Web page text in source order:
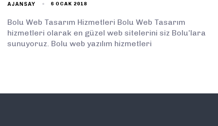
AJANSAY 6 OCAK 2018
Bolu Web Tasarım Hizmetleri Bolu Web Tasarım
hizmetleri olarak en güzel web sitelerini siz Bolu’lara
sunuyoruz. Bolu web yazılım hizmetleri